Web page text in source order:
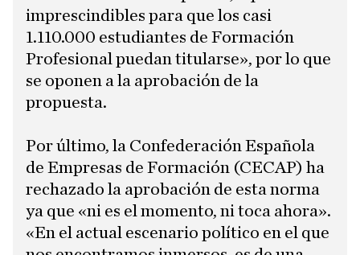
imprescindibles para que los casi
1.110.000 estudiantes de Formación
Profesional puedan titularse», por lo que
se oponen a la aprobación de la
propuesta.
Por último, la Confederación Española
de Empresas de Formación (CECAP) ha
rechazado la aprobación de esta norma
ya que «ni es el momento, ni toca ahora».
«En el actual escenario político en el que